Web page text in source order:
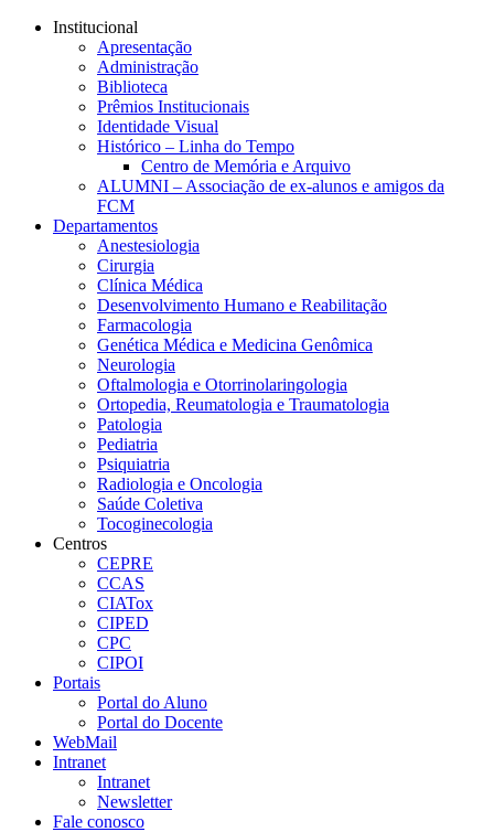
Conteúdo principal
Institucional
Apresentação
Administração
Biblioteca
Prêmios Institucionais
Identidade Visual
Histórico – Linha do Tempo
Centro de Memória e Arquivo
ALUMNI – Associação de ex-alunos e amigos da
FCM
Departamentos
Anestesiologia
Cirurgia
Clínica Médica
Desenvolvimento Humano e Reabilitação
Farmacologia
Genética Médica e Medicina Genômica
Neurologia
Oftalmologia e Otorrinolaringologia
Ortopedia, Reumatologia e Traumatologia
Patologia
Pediatria
Psiquiatria
Radiologia e Oncologia
Saúde Coletiva
Tocoginecologia
Centros
CEPRE
CCAS
CIATox
CIPED
CPC
CIPOI
Portais
Portal do Aluno
Portal do Docente
WebMail
Intranet
Intranet
Newsletter
Fale conosco